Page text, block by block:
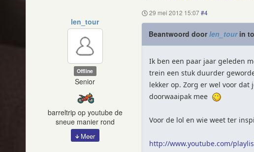
len_tour
Offline
Senior
barreltrip op youtube de
sneue manier rond
Meer
29 mei 2012 15:07 #4
Beantwoord doorlen_tourin
Ik ben een paar jaar geleden
trein een stuk duurder
lekker op. Zorg er wel voor
doorwaaipak mee
Voor de lol en wie weet ter
http://www.youtube.com/